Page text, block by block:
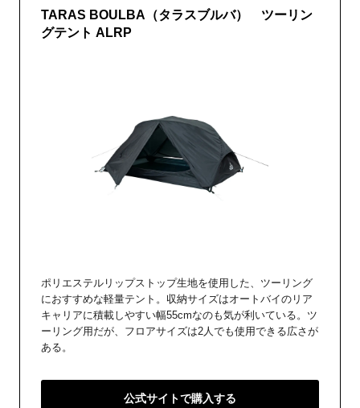
TARAS BOULBA（タラスブルバ） ツーリン
グテント ALRP
ポリエステルリップストップ生地を使用した、ツーリング
におすすめな軽量テント。収納サイズはオートバイのリア
キャリアに積載しやすい幅55cmなのも気が利いている。ツ
ーリング用だが、フロアサイズは2人でも使用できる広さが
ある。
公式サイトで購入する